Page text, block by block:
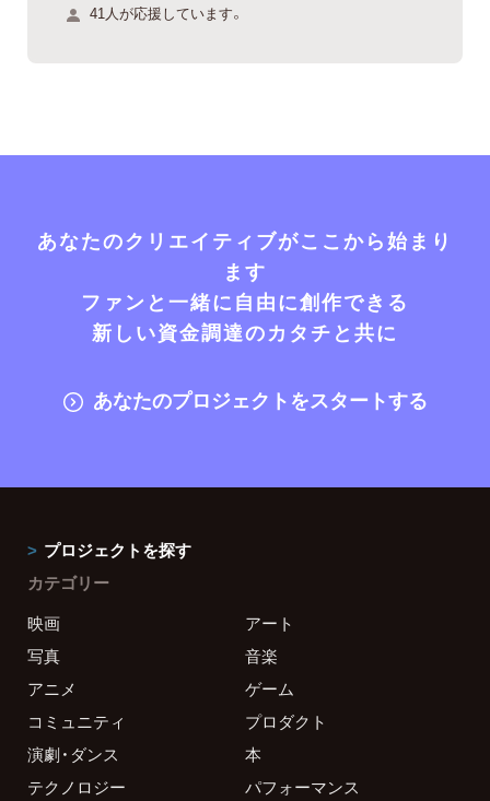
41人が応援しています。
あなたのクリエイティブがここから始まり
ます
ファンと一緒に自由に創作できる
新しい資金調達のカタチと共に
あなたのプロジェクトをスタートする
プロジェクトを探す
カテゴリー
映画
アート
写真
音楽
アニメ
ゲーム
コミュニティ
プロダクト
演劇・ダンス
本
テクノロジー
パフォーマンス